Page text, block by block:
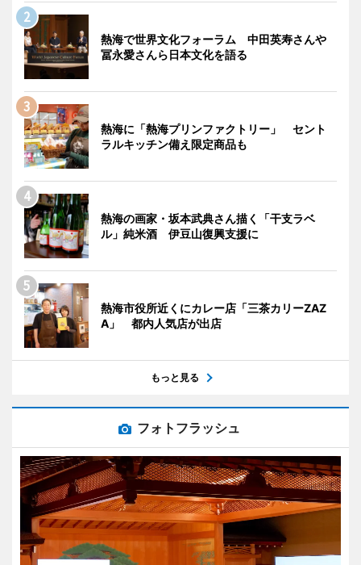
熱海で世界文化フォーラム 中田英寿さんや
冨永愛さんら日本文化を語る
熱海に「熱海プリンファクトリー」 セント
ラルキッチン備え限定商品も
熱海の画家・坂本武典さん描く「干支ラベ
ル」純米酒 伊豆山復興支援に
熱海市役所近くにカレー店「三茶カリーZAZ
A」 都内人気店が出店
もっと見る
フォトフラッシュ